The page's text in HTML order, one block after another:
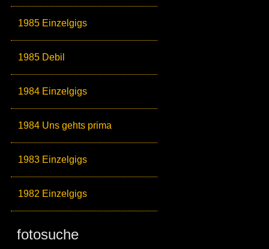
1985 Einzelgigs
1985 Debil
1984 Einzelgigs
1984 Uns gehts prima
1983 Einzelgigs
1982 Einzelgigs
fotosuche